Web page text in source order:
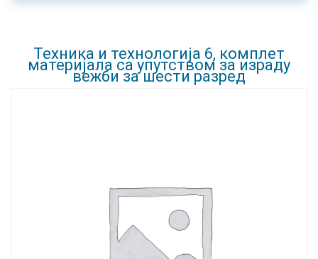
Техника и технологија 6, комплет
материјала са упутством за израду
вежби за шести разред